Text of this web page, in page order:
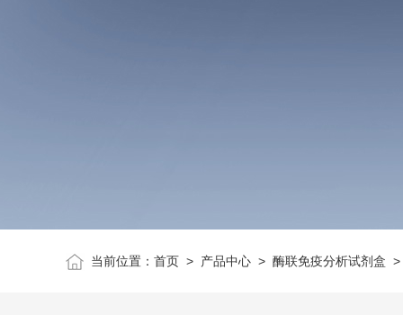
当前位置： 首页> 产品中心> 酶联免疫分析试剂盒